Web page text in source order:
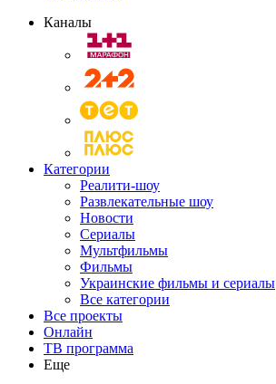
Каналы
Категории
Реалити-шоу
Развлекательные шоу
Новости
Сериалы
Мультфильмы
Фильмы
Украинские фильмы и сериалы
Все категории
Все проекты
Онлайн
ТВ программа
Еще